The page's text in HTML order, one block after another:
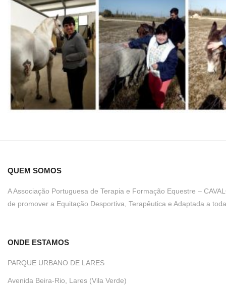
QUEM SOMOS
A Associação Portuguesa de Terapia e Formação Equestre –
de promover a Equitação Desportiva, Terapêutica e Adaptada a
ONDE ESTAMOS
PARQUE URBANO DE LARES
Avenida Beira-Rio, Lares (Vila Verde)